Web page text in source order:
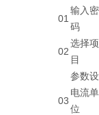
01
输入密
码
02
选择项
目
参数
03
电流单
位